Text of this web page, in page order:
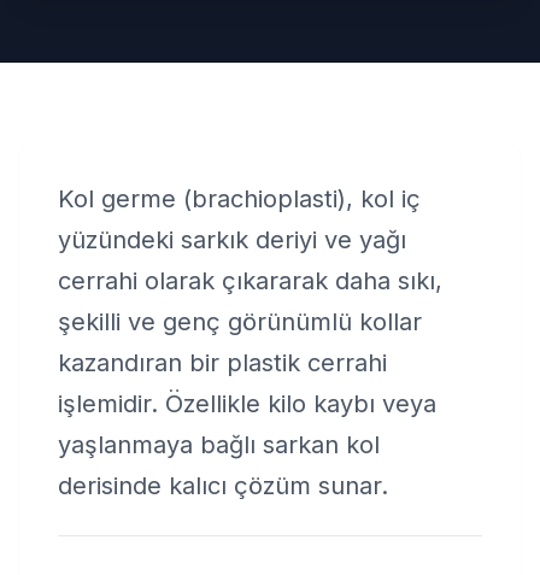
Kol germe (brachioplasti), kol iç
yüzündeki sarkık deriyi ve yağı
cerrahi olarak çıkararak daha sıkı,
şekilli ve genç görünümlü kollar
kazandıran bir plastik cerrahi
işlemidir. Özellikle kilo kaybı veya
yaşlanmaya bağlı sarkan kol
derisinde kalıcı çözüm sunar.